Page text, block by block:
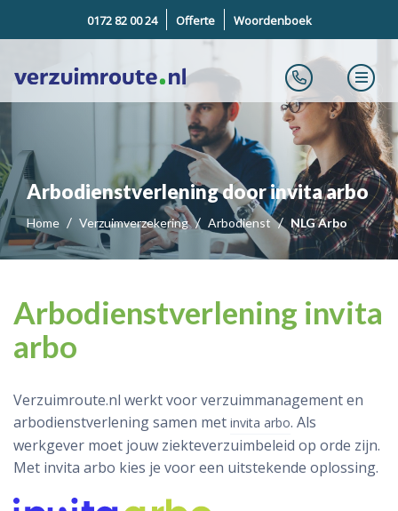
0172 82 00 24 Offerte Woordenboek
Arbodienstverlening door invita arbo
Home Verzuimverzekering Arbodienst NLG Arbo
Arbodienstverlening invita
arbo
Verzuimroute.nl werkt voor verzuimmanagement en
arbodienstverlening samen met invita arbo. Als
werkgever moet jouw ziekteverzuimbeleid op orde zijn.
Met invita arbo kies je voor een uitstekende oplossing.